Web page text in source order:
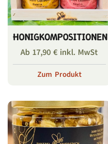
HONIGKOMPOSITIONEN
Ab 17,90€ inkl. MwSt
Zum Produkt